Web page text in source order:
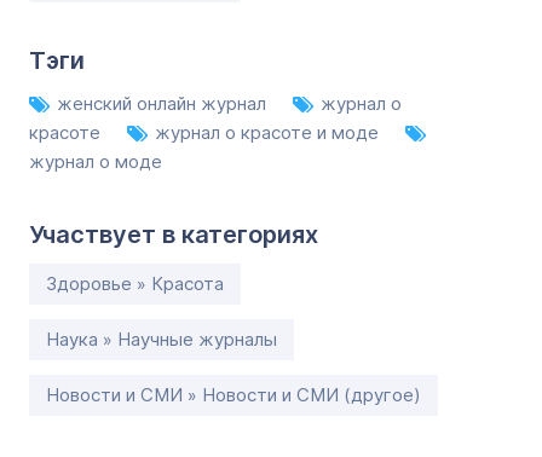
Тэги
женский онлайн журнал
журнал о
красоте
журнал о красоте и моде
журнал о моде
Участвует в категориях
Здоровье » Красота
Наука » Научные журналы
Новости и СМИ » Новости и СМИ (другое)